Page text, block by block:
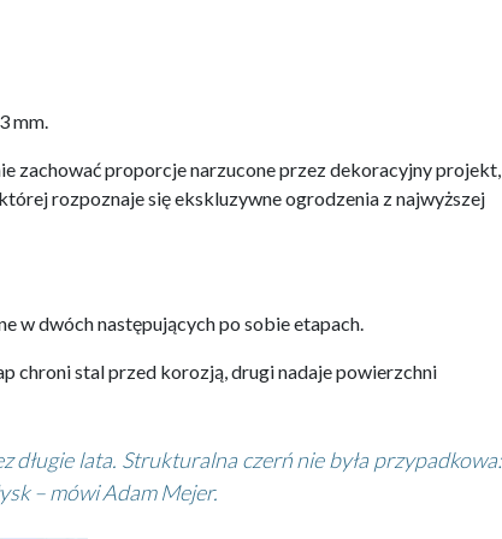
mm.
zachować proporcje narzucone przez dekoracyjny projekt,
rozpoznaje się ekskluzywne ogrodzenia z najwyższej
w dwóch następujących po sobie etapach.
chroni stal przed korozją, drugi nadaje powierzchni
lata. Strukturalna czerń nie była przypadkowa:
– mówi Adam Mejer.